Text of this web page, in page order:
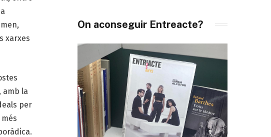
xarxes
amb la
per
On aconseguir Entreacte?